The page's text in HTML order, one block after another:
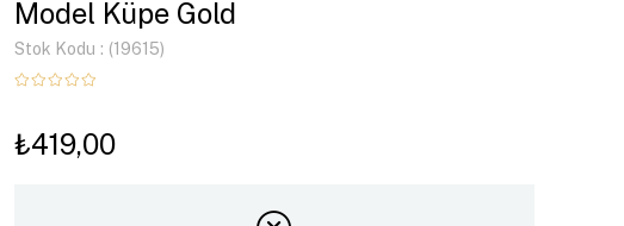
Model Küpe Gold
Stok Kodu (19615)
₺419,00